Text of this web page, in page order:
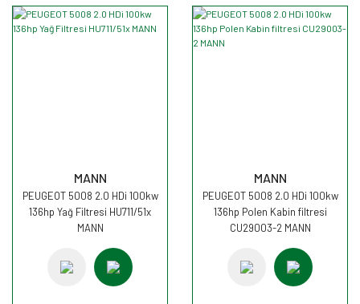
MANN
PEUGEOT 5008 2.0 HDi 100kw
136hp Yağ Filtresi HU711/51x
MANN
MANN
PEUGEOT 5008 2.0 HDi 100kw
136hp Polen Kabin filtresi
CU29003-2 MANN